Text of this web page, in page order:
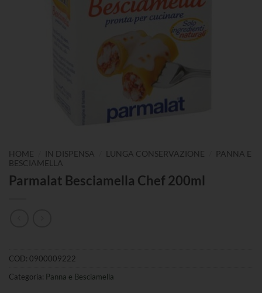
HOME IN DISPENSA LUNGA CONSERVAZIONE
PANNA E
BESCIAMELLA
Parmalat Besciamella Chef 200ml
COD: 0900009222
Categoria: Panna e Besciamella